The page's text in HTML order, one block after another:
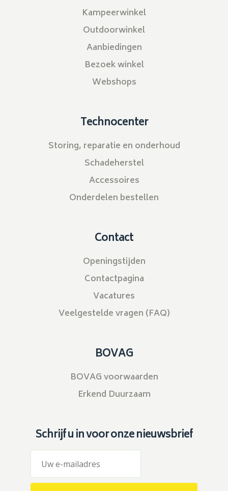
Kampeerwinkel
Outdoorwinkel
Aanbiedingen
Bezoek winkel
Webshops
Technocenter
Storing, reparatie en onderhoud
Schadeherstel
Accessoires
Onderdelen bestellen
Contact
Openingstijden
Contactpagina
Vacatures
Veelgestelde vragen (FAQ)
BOVAG
BOVAG voorwaarden
Erkend Duurzaam
Schrijf u in voor onze nieuwsbrief